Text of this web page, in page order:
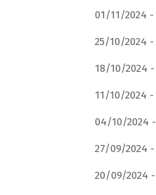
01/11/2024 -
25/10/2024 -
18/10/2024 -
11/10/2024 -
04/10/2024 -
27/09/2024 -
20/09/2024 -